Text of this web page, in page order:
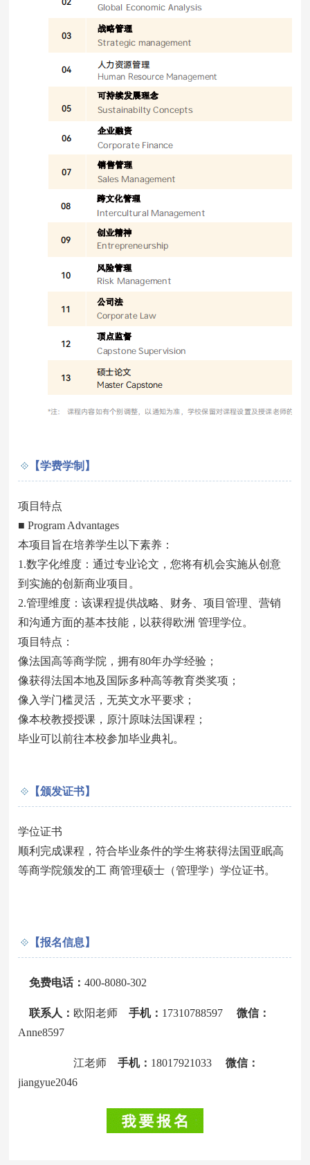
【学费学制】
项目特点
■ Program Advantages
本项目旨在培养学生以下素养：
1.数字化维度：通过专业论文，您将有机会实施从创意
到实施的创新商业项目。
2.管理维度：该课程提供战略、财务、项目管理、营销
和沟通方面的基本技能，以获得欧洲 管理学位。
项目特点：
像法国高等商学院，拥有80年办学经验；
像获得法国本地及国际多种高等教育类奖项；
像入学门槛灵活，无英文水平要求；
像本校教授授课，原汁原味法国课程；
毕业可以前往本校参加毕业典礼。
【颁发证书】
学位证书
顺利完成课程，符合毕业条件的学生将获得法国亚眠高
等商学院颁发的工 商管理硕士（管理学）学位证书。
【报名信息】
免费电话：400-8080-302
联系人： 欧阳老师手机： 17310788597微信：
Anne8597
江老师手机： 18017921033微信：
jiangyue2046